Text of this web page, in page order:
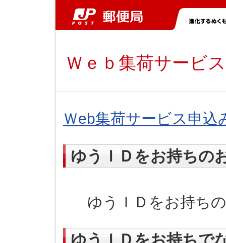
Ｗｅｂ集荷サービ
Ｗeb集荷サービス申
ゆうＩＤをお持ちの
ゆうＩＤをお持ちの